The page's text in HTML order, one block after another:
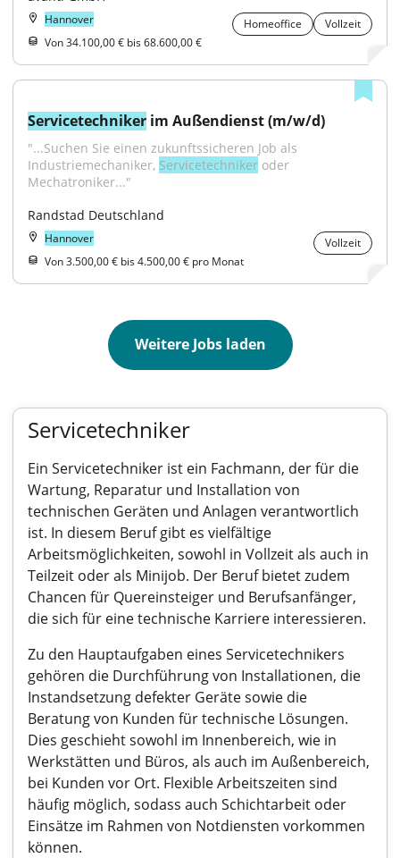
Hannover Homeoffice
Vollzeit
Von 34.100,00 € bis 68.600,00 €
Servicetechniker im Außendienst (m/w/d)
"...Suchen Sie einen zukunftssicheren Job als
Industriemechaniker, Servicetechniker oder
Mechatroniker..."
Randstad Deutschland
Hannover
Vollzeit
Von 3.500,00 € bis 4.500,00 € pro Monat
Weitere Jobs laden
Servicetechniker
Ein Servicetechniker ist ein Fachmann, der für die
Wartung, Reparatur und Installation von
technischen Geräten und Anlagen verantwortlich
ist. In diesem Beruf gibt es vielfältige
Arbeitsmöglichkeiten, sowohl in Vollzeit als auch in
Teilzeit oder als Minijob. Der Beruf bietet zudem
Chancen für Quereinsteiger und Berufsanfänger,
die sich für eine technische Karriere interessieren.
Zu den Hauptaufgaben eines Servicetechnikers
gehören die Durchführung von Installationen, die
Instandsetzung defekter Geräte sowie die
Beratung von Kunden für technische Lösungen.
Dies geschieht sowohl im Innenbereich, wie in
Werkstätten und Büros, als auch im Außenbereich,
bei Kunden vor Ort. Flexible Arbeitszeiten sind
häufig möglich, sodass auch Schichtarbeit oder
Einsätze im Rahmen von Notdiensten vorkommen
können.